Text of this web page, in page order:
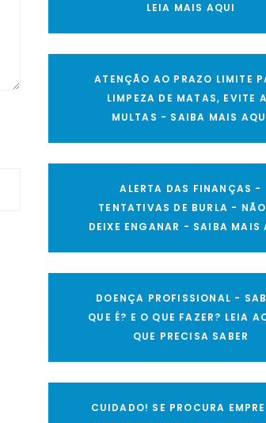
LEIA MAIS AQUI
ATENÇÃO AO PRAZO LIMITE
LIMPEZA DE MATAS, EVITE
MULTAS - SAIBA MAIS
ALERTA DAS FINANÇAS -
TENTATIVAS DE BURLA - NÃO
DEIXE ENGANAR - SAIBA MAIS
DOENÇA PROFISSIONAL -
QUE É? E O QUE FAZER? LEIA
QUE PRECISA SABER
CUIDADO! SE PROCURA